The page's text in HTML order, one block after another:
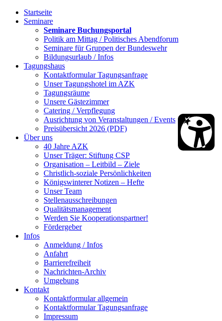
Startseite
Seminare
Seminare Buchungsportal
Politik am Mittag / Politisches Abendforum
Seminare für Gruppen der Bundeswehr
Bildungsurlaub / Infos
Tagungshaus
Kontaktformular Tagungsanfrage
Unser Tagungshotel im AZK
Tagungsräume
Unsere Gästezimmer
Catering / Verpflegung
Ausrichtung von Veranstaltungen / Events
Preisübersicht 2026 (PDF)
Über uns
40 Jahre AZK
Unser Träger: Stiftung CSP
Organisation – Leitbild – Ziele
Christlich-soziale Persönlichkeiten
Königswinterer Notizen – Hefte
Unser Team
Stellenausschreibungen
Qualitätsmanagement
Werden Sie Kooperationspartner!
Fördergeber
Infos
Anmeldung / Infos
Anfahrt
Barrierefreiheit
Nachrichten-Archiv
Umgebung
Kontakt
Kontaktformular allgemein
Kontaktformular Tagungsanfrage
Impressum